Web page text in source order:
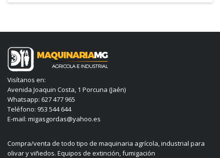
Visítanos en:
Avenida Joaquin Costa, 1 Porcuna (Jaén)
Whatsapp: 627 477 965
Teléfono: 953 544 644
E-mail: migasgordas@yahoo.es
Compra/venta de todo tipo de maquinaria agrícola, industrial para
olivar y viñedos. Equipos de extinción, fumigación